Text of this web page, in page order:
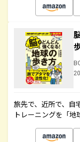
旅先で、近所で、自
トレーニングを「